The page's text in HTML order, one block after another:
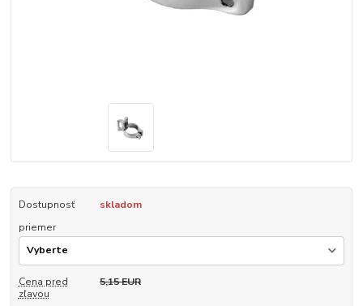
Dostupnosť
skladom
priemer
Cena pred
zľavou
5,15 EUR